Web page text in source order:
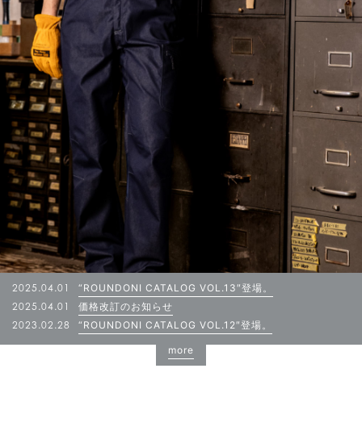
2025.04.01
“ROUNDONI CATALOG VOL.13″登場。
2025.04.01
価格改訂のお知らせ
2023.02.28
“ROUNDONI CATALOG VOL.12″登場。
more